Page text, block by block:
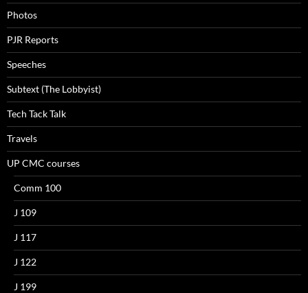
Photos
PJR Reports
Speeches
Subtext (The Lobbyist)
Tech Tack Talk
Travels
UP CMC courses
Comm 100
J 109
J 117
J 122
J 199